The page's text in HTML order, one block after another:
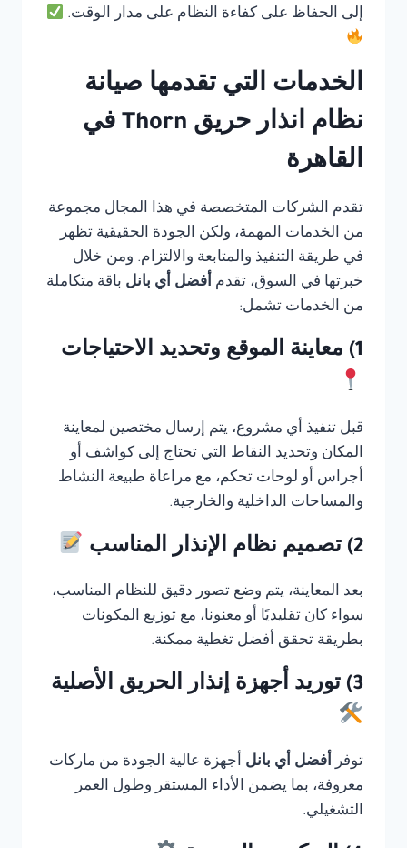
إلى الحفاظ على كفاءة النظام على مدار الوقت.
الخدمات التي تقدمها صيانة
نظام انذار حريق Thorn في
القاهرة
تقدم الشركات المتخصصة في هذا المجال مجموعة
من الخدمات المهمة، ولكن الجودة الحقيقية تظهر
في طريقة التنفيذ والمتابعة والالتزام. ومن خلال
خبرتها في السوق، تقدم أفضل أي بانل باقة متكاملة
من الخدمات تشمل:
1) معاينة الموقع وتحديد الاحتياجات
قبل تنفيذ أي مشروع، يتم إرسال مختصين لمعاينة
المكان وتحديد النقاط التي تحتاج إلى كواشف أو
أجراس أو لوحات تحكم، مع مراعاة طبيعة النشاط
والمساحات الداخلية والخارجية.
2) تصميم نظام الإنذار المناسب
بعد المعاينة، يتم وضع تصور دقيق للنظام المناسب،
سواء كان تقليديًا أو معنونا، مع توزيع المكونات
بطريقة تحقق أفضل تغطية ممكنة.
3) توريد أجهزة إنذار الحريق الأصلية
توفر أفضل أي بانل أجهزة عالية الجودة من ماركات
معروفة، بما يضمن الأداء المستقر وطول العمر
التشغيلي.